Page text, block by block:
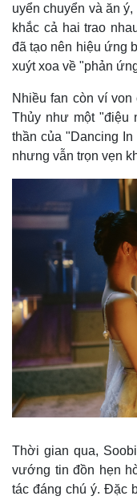
Thế giới
Quan sát
Cuộc sống đó đây
uyển chuyển và ăn
khắc cả hai trao
đã tạo nên hiệu ứng
xuýt xoa về "phản
Nhiều fan còn ví
Thủy như một "điệu
thần của "Dancing
nhưng vẫn trọn vẹn
Thời gian qua,
vướng tin đồn hẹn
tác đáng chú ý. Đặc